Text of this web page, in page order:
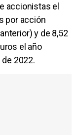
accionistas el
por acción
y de 8,52
el año
2022.